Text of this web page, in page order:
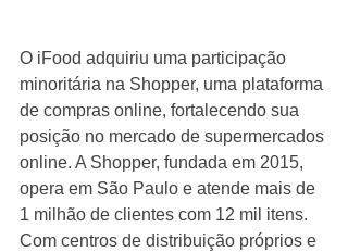
O iFood adquiriu uma participação
minoritária na Shopper, uma plataforma
de compras online, fortalecendo sua
posição no mercado de supermercados
online. A Shopper, fundada em 2015,
opera em São Paulo e atende mais de
1 milhão de clientes com 12 mil itens.
Com centros de distribuição próprios e